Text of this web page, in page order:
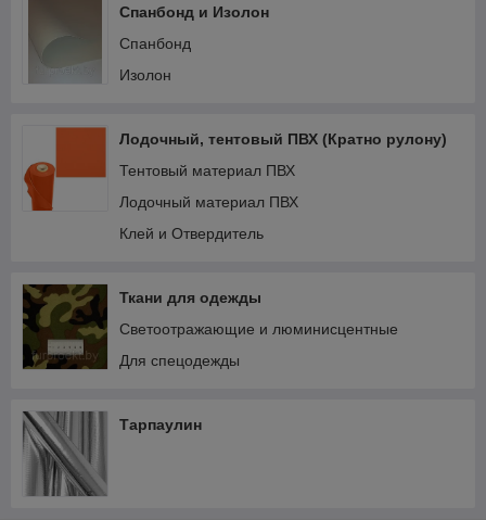
Спанбонд и Изолон
Спанбонд
Изолон
Лодочный, тентовый ПВХ (Кратно рулону)
Тентовый материал ПВХ
Лодочный материал ПВХ
Клей и Отвердитель
Ткани для одежды
Светоотражающие и люминисцентные
Для спецодежды
Тарпаулин